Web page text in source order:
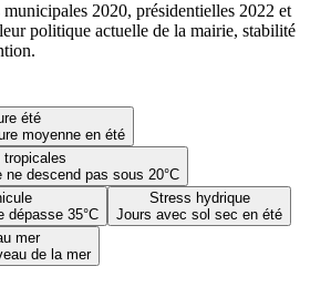
été
moyenne en été
tropicales
ne descend pas sous 20°C
dépasse 35°C
Stress hydrique
Jours avec sol sec en été
mer
de la mer
municipales 2020, présidentielles 2022 et
politique actuelle de la mairie, stabilité